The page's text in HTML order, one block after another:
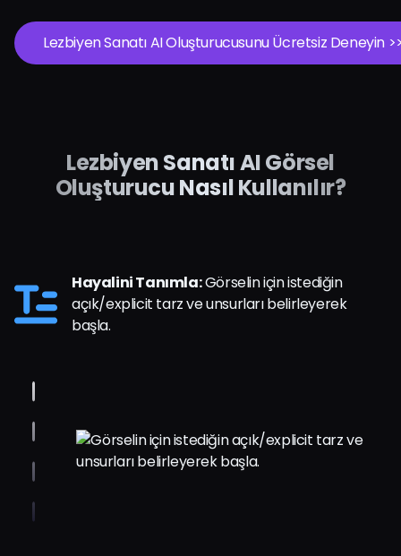
Lezbiyen Sanatı AI Oluşturucusunu Ücretsiz Deneyin
Lezbiyen Sanatı AI Görsel
Oluşturucu Nasıl Kullanılır?
Hayalini Tanımla:Görselin için istediğin
açık/explicit tarz ve unsurları belirleyerek
başla.